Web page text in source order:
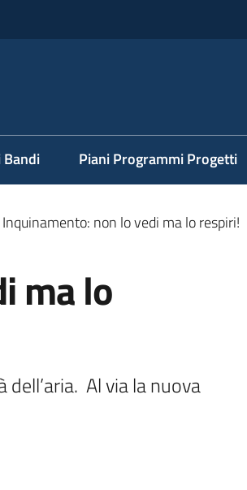
Bandi Piani Programmi Progetti
Inquinamento: non lo vedi ma lo respiri!
ma lo
Al via la nuova